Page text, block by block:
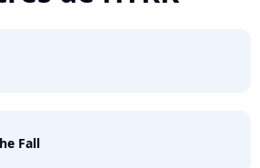
Fall